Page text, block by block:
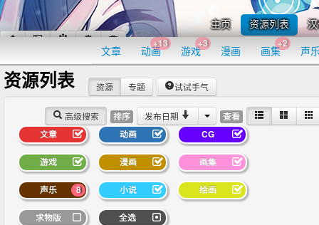
主页 资源列表
文章 动画
+13
游戏
+3
漫画 画集
+2
声
资源列表
高级搜索 排序 发布日期 查看
资源 专题 试试手气
文章 动画 CG
游戏 漫画 画集
8
声乐 小说 绘画
求物版 全选